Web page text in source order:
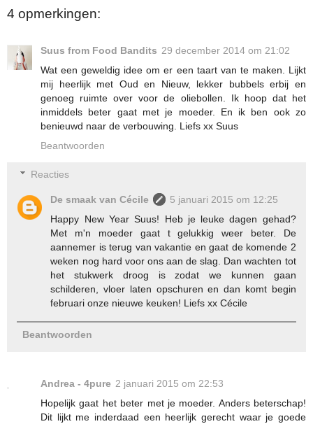
4 opmerkingen:
Suus from Food Bandits 29 december 2014 om 21:02
Wat een geweldig idee om er een taart van te maken. Lijkt
mij heerlijk met Oud en Nieuw, lekker bubbels erbij en
genoeg ruimte over voor de oliebollen. Ik hoop dat het
inmiddels beter gaat met je moeder. En ik ben ook zo
benieuwd naar de verbouwing. Liefs xx Suus
Beantwoorden
Reacties
De smaak van Cécile
5 januari 2015 om 12:25
Happy New Year Suus! Heb je leuke dagen gehad?
Met m'n moeder gaat t gelukkig weer beter. De
aannemer is terug van vakantie en gaat de komende 2
weken nog hard voor ons aan de slag. Dan wachten tot
het stukwerk droog is zodat we kunnen gaan
schilderen, vloer laten opschuren en dan komt begin
februari onze nieuwe keuken! Liefs xx Cécile
Beantwoorden
Andrea - 4pure 2 januari 2015 om 22:53
Hopelijk gaat het beter met je moeder. Anders beterschap!
Dit lijkt me inderdaad een heerlijk gerecht waar je goede